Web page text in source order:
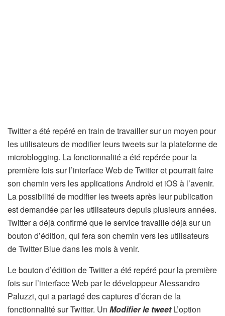
Twitter a été repéré en train de travailler sur un moyen pour
les utilisateurs de modifier leurs tweets sur la plateforme de
microblogging. La fonctionnalité a été repérée pour la
première fois sur l’interface Web de Twitter et pourrait faire
son chemin vers les applications Android et iOS à l’avenir.
La possibilité de modifier les tweets après leur publication
est demandée par les utilisateurs depuis plusieurs années.
Twitter a déjà confirmé que le service travaille déjà sur un
bouton d’édition, qui fera son chemin vers les utilisateurs
de Twitter Blue dans les mois à venir.
Le bouton d’édition de Twitter a été repéré pour la première
fois sur l’interface Web par le développeur Alessandro
Paluzzi, qui a partagé des captures d’écran de la
fonctionnalité sur Twitter. Un Modifier le tweetL’option